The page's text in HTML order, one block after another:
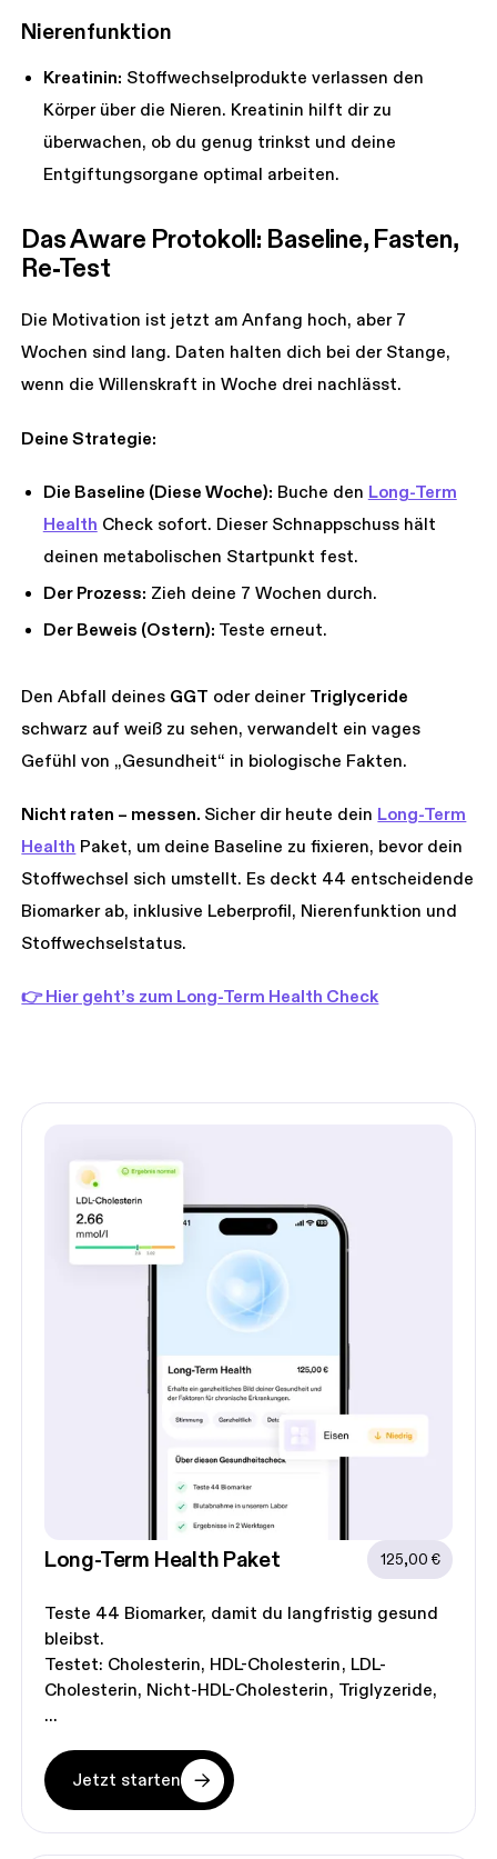
Nierenfunktion
Kreatinin: Stoffwechselprodukte verlassen den
Körper über die Nieren. Kreatinin hilft dir zu
überwachen, ob du genug trinkst und deine
Entgiftungsorgane optimal arbeiten.
Das Aware Protokoll: Baseline, Fasten,
Re-Test
Die Motivation ist jetzt am Anfang hoch, aber 7
Wochen sind lang. Daten halten dich bei der Stange,
wenn die Willenskraft in Woche drei nachlässt.
Deine Strategie:
Die Baseline (Diese Woche): Buche den Long-Term
Health Check sofort. Dieser Schnappschuss hält
deinen metabolischen Startpunkt fest.
Der Prozess: Zieh deine 7 Wochen durch.
Der Beweis (Ostern): Teste erneut.
Den Abfall deines GGT oder deiner Triglyceride
schwarz auf weiß zu sehen, verwandelt ein vages
Gefühl von „Gesundheit“ in biologische Fakten.
Nicht raten – messen. Sicher dir heute dein Long-Term
Health Paket, um deine Baseline zu fixieren, bevor dein
Stoffwechsel sich umstellt. Es deckt 44 entscheidende
Biomarker ab, inklusive Leberprofil, Nierenfunktion und
Stoffwechselstatus.
👉 Hier geht’s zum Long-Term Health Check
Long-Term Health Paket 125,00 €
Teste 44 Biomarker, damit du langfristig gesund
bleibst.
Testet: Cholesterin HDL-Cholesterin LDL-
Cholesterin Nicht-HDL-Cholesterin Triglyzeride
Jetzt starten